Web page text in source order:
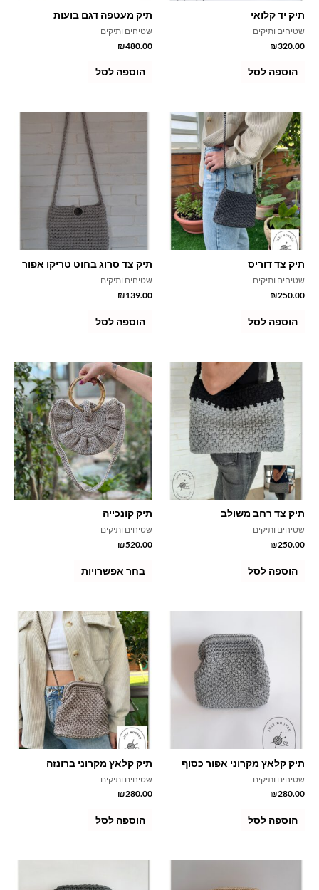
font_download סמן קישורים
תיק יד קלואי
שטיחים ותיקים
₪320.00
הוספה לסל
תיק מעטפה דגם בועות
שטיחים ותיקים
₪480.00
הוספה לסל
תיק צד דוריס
שטיחים ותיקים
₪250.00
הוספה לסל
תיק צד סרוג בחוט טריקו אפור
שטיחים ותיקים
₪139.00
הוספה לסל
תיק צד רחב משולב
שטיחים ותיקים
₪250.00
הוספה לסל
תיק קונכייה
שטיחים ותיקים
₪520.00
בחר אפשרויות
תיק קלאץ מקרוני אפור כסוף
שטיחים ותיקים
₪280.00
הוספה לסל
תיק קלאץ מקרוני ברונזה
שטיחים ותיקים
₪280.00
הוספה לסל